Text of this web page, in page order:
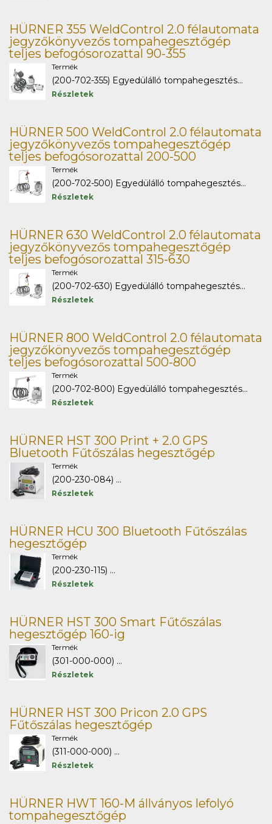
HÜRNER 355 WeldControl 2.0 félautomata
jegyzőkönyvezős tompahegesztőgép
teljes befogósorozattal 90-355
Termék
(200-702-355) Egyedülálló tompahegesztés...
Részletek
HÜRNER 500 WeldControl 2.0 félautomata
jegyzőkönyvezős tompahegesztőgép
teljes befogósorozattal 200-500
Termék
(200-702-500) Egyedülálló tompahegesztés...
Részletek
HÜRNER 630 WeldControl 2.0 félautomata
jegyzőkönyvezős tompahegesztőgép
teljes befogósorozattal 315-630
Termék
(200-702-630) Egyedülálló tompahegesztés...
Részletek
HÜRNER 800 WeldControl 2.0 félautomata
jegyzőkönyvezős tompahegesztőgép
teljes befogósorozattal 500-800
Termék
(200-702-800) Egyedülálló tompahegesztés...
Részletek
HÜRNER HST 300 Print + 2.0 GPS
Bluetooth Fűtőszálas hegesztőgép
Termék
(200-230-084) ...
Részletek
HÜRNER HCU 300 Bluetooth Fűtőszálas
hegesztőgép
Termék
(200-230-115) ...
Részletek
HÜRNER HST 300 Smart Fűtőszálas
hegesztőgép 160-ig
Termék
(301-000-000) ...
Részletek
HÜRNER HST 300 Pricon 2.0 GPS
Fűtőszálas hegesztőgép
Termék
(311-000-000) ...
Részletek
HÜRNER HWT 160-M állványos lefolyó
tompahegesztőgép